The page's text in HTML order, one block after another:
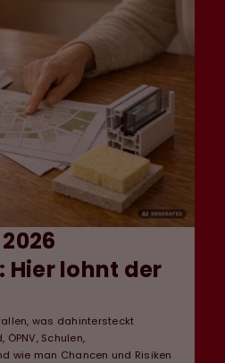
Hier lohnt der
was dahintersteckt
Schulen,
wie man Chancen und Risiken